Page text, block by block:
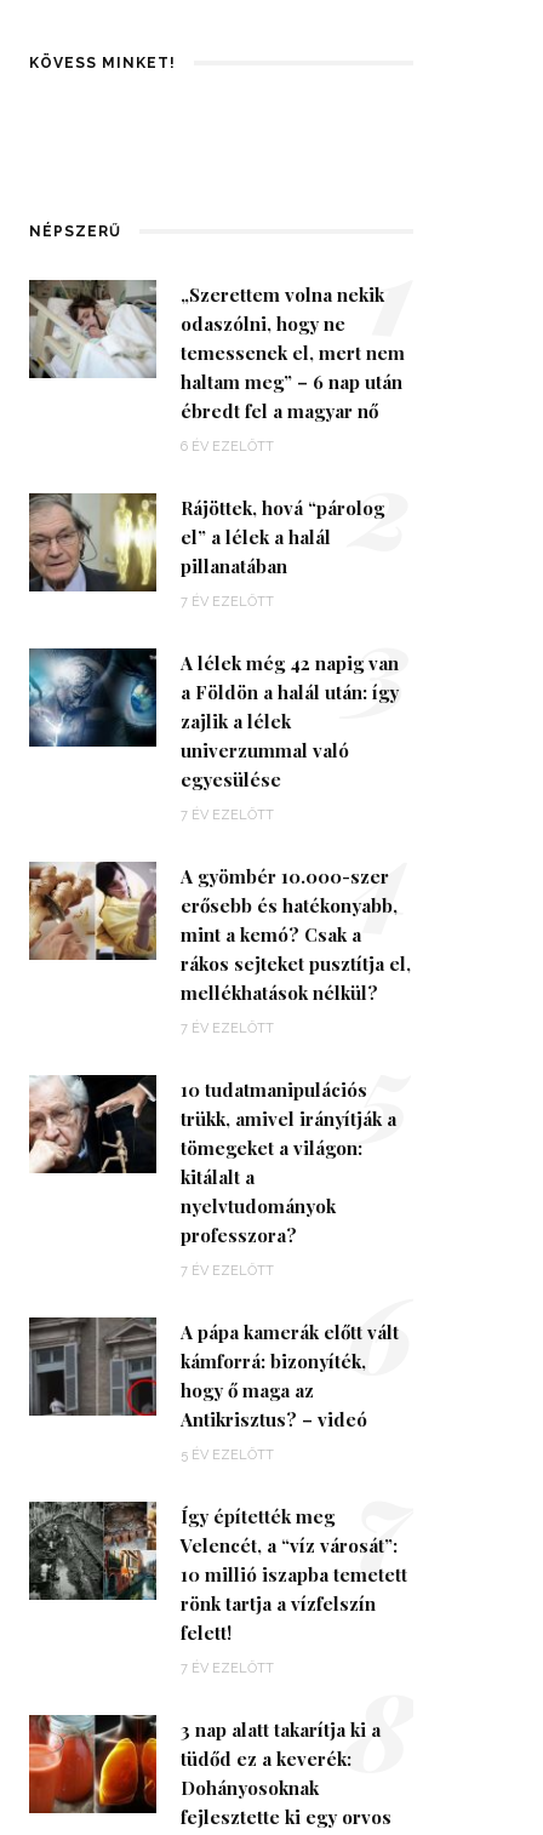
KÖVESS MINKET!
NÉPSZERŰ
„Szerettem volna nekik
odaszólni, hogy ne
temessenek el, mert nem
haltam meg” – 6 nap után
ébredt fel a magyar nő
6 ÉV EZELŐTT
1
Rájöttek, hová “párolog
el” a lélek a halál
pillanatában
7 ÉV EZELŐTT
2
A lélek még 42 napig van
a Földön a halál után: így
zajlik a lélek
univerzummal való
egyesülése
7 ÉV EZELŐTT
3
A gyömbér 10.000-szer
erősebb és hatékonyabb,
mint a kemó? Csak a
rákos sejteket pusztítja el,
mellékhatások nélkül?
7 ÉV EZELŐTT
4
10 tudatmanipulációs
trükk, amivel irányítják a
tömegeket a világon:
kitálalt a
nyelvtudományok
professzora?
7 ÉV EZELŐTT
5
A pápa kamerák előtt vált
kámforrá: bizonyíték,
hogy ő maga az
Antikrisztus? – videó
5 ÉV EZELŐTT
6
Így építették meg
Velencét, a “víz városát”:
10 millió iszapba temetett
rönk tartja a vízfelszín
felett!
7 ÉV EZELŐTT
7
3 nap alatt takarítja ki a
tüdőd ez a keverék:
Dohányosoknak
fejlesztette ki egy orvos
8